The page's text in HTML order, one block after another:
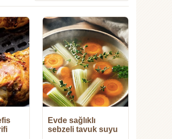
Evde sağlıklı
sebzeli tavuk suyu